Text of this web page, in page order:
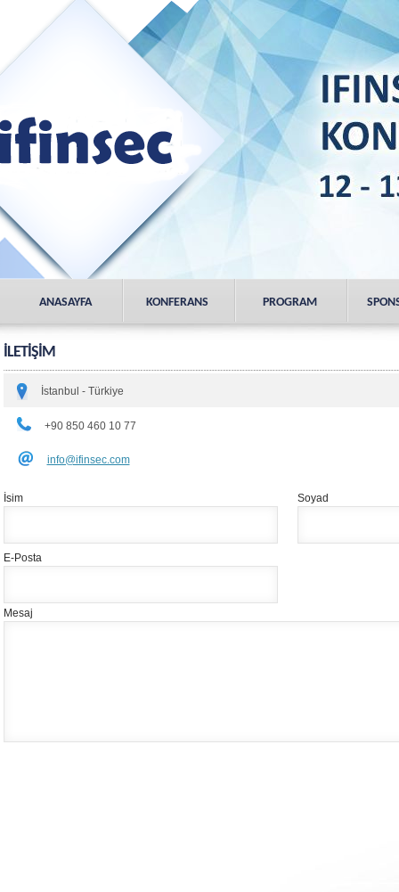
ANASAYFA KONFERANS PROGRAM
İLETIŞIM
İstanbul - Türkiye
+90 850 460 10 77
info@ifinsec.com
İsim Soyad
E-Posta
Mesaj